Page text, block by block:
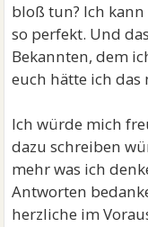
bloß tun? Ich
so perfekt. Und
Bekannten, dem
euch hätte ich das
Ich würde mich
dazu schreiben
mehr was ich
Antworten
herzliche im